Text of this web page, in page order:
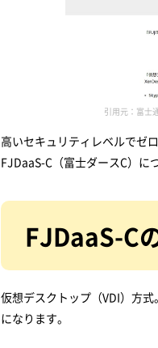
引用元：富士
高いセキュリティレベルでゼ
FJDaaS-C（富士ダースC）に
FJDaaS-C
仮想デスクトップ（VDI）方
になります。